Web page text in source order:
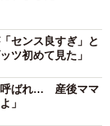
いた私の息子
トピアノを弾い
近くにある
た」
いましたか？
センス良すぎ」と
ツ初めて見た」
呼ばれ… 産後ママ
」